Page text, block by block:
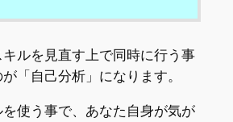
ルを見直す上で同時に行う事
「自己分析」になります。
使う事で、あなた自身が気が